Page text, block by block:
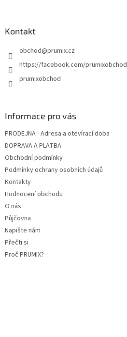
Kontakt
obchod@prumix.cz
https://facebook.com/prumixobchod
prumixobchod
Informace pro vás
PRODEJNA - Adresa a otevírací doba
DOPRAVA A PLATBA
Obchodní podmínky
Podmínky ochrany osobních údajů
Kontakty
Hodnocení obchodu
O nás
Půjčovna
Napište nám
Přečti si
Proč PRUMIX?